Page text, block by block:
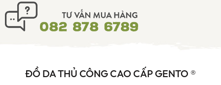
ĐỒ DA THỦ CÔNG CAO CẤP GENTO ®